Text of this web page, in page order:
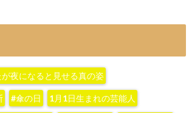
夜になると見せる真の姿
#傘の日 1月1日生まれの芸能人